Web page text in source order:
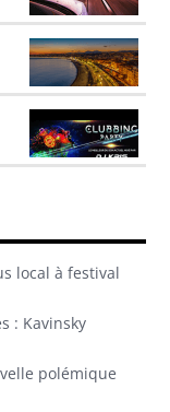
local à festival
: Kavinsky
polémique